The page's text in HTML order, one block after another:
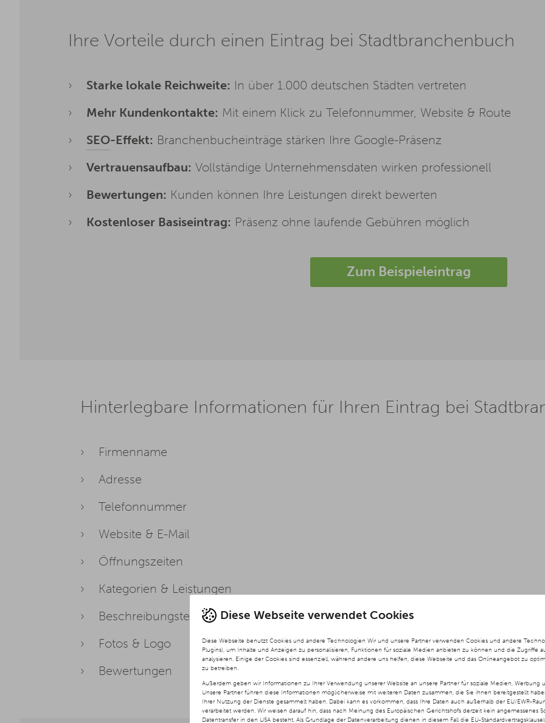
Diese Webseite verwendet Cookies
Diese Webseite benutzt Cookies und andere Technologien Wir und unsere Partner verwenden Cookies und andere
Plugins), um Inhalte und Anzeigen zu personalisieren, Funktionen für soziale Medien anbieten zu können und die Zugriffe
analysieren. Einige der Cookies sind essenziell, während andere uns helfen, diese Webseite und das Onlineangebot zu
zu betreiben.
Außerdem geben wir Informationen zu Ihrer Verwendung unserer Website an unsere Partner für soziale Medien, Werbung
Unsere Partner führen diese Informationen möglicherweise mit weiteren Daten zusammen, die Sie ihnen bereitgestellt
Ihrer Nutzung der Dienste gesammelt haben. Dabei kann es vorkommen, dass Ihre Daten auch außerhalb der EU/EWR-
verarbeitet werden. Wir weisen darauf hin, dass nach Meinung des Europäischen Gerichtshofs derzeit kein angemessenes
Datentransfer in den USA besteht. Als Grundlage der Datenverarbeitung dienen in diesem Fall die EU-
Ihre Vorteile durch einen Eintrag bei Stadtbranchenbuch
Starke lokale Reichweite: In über 1.000 deutschen Städten vertreten
Mehr Kundenkontakte: Mit einem Klick zu Telefonnummer, Website & Route
SEO-Effekt: Branchenbucheinträge stärken Ihre Google-Präsenz
Vertrauensaufbau: Vollständige Unternehmensdaten wirken professionell
Bewertungen: Kunden können Ihre Leistungen direkt bewerten
Kostenloser Basiseintrag: Präsenz ohne laufende Gebühren möglich
Zum Beispieleintrag
Hinterlegbare Informationen für Ihren Eintrag bei
Firmenname
Adresse
Telefonnummer
Website & E-Mail
Öffnungszeiten
Kategorien & Leistungen
Beschreibungstexte
Fotos & Logo
Bewertungen